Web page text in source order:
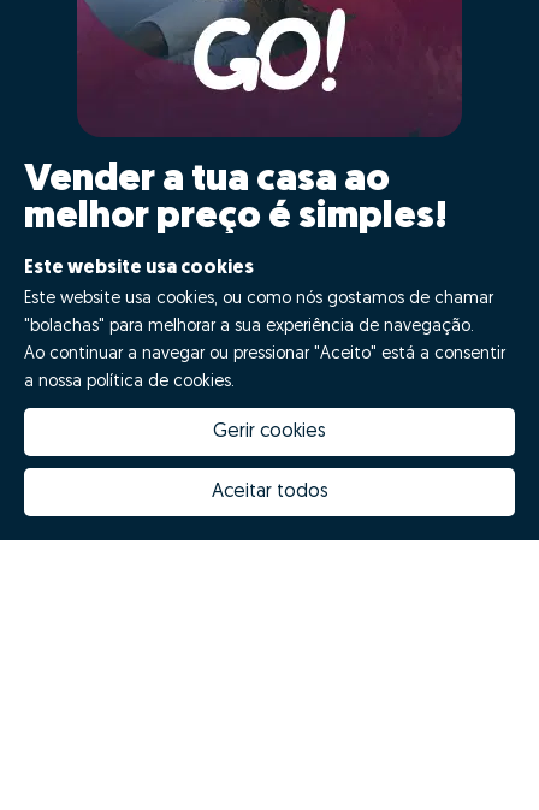
Vender a tua casa ao
melhor preço é simples!
Clica GO!
Quero fazer GO!
Este website usa cookies
Este website usa cookies, ou como nós gostamos de chamar
"bolachas" para melhorar a sua experiência de navegação.
Ao continuar a navegar ou pressionar "Aceito" está a consentir
a nossa política de cookies.
Gerir cookies
Aceitar todos